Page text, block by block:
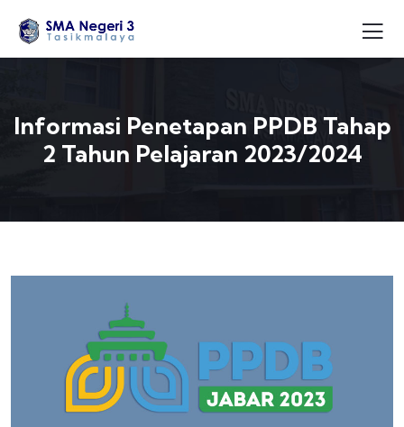
Informasi Penetapan PPDB Tahap
2 Tahun Pelajaran 2023/2024